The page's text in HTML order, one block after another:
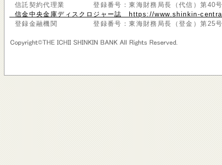
信託契約代理業 登録番号：東海財務局長（代信）第40号
信金中央金庫ディスクロジャー誌 https://www.shinkin-
登録金融機関 登録番号：東海財務局長（登金）第25